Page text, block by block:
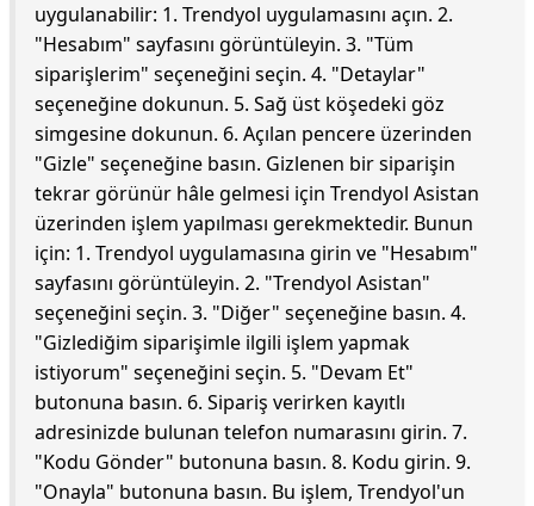
uygulanabilir: 1. Trendyol uygulamasını açın. 2.
"Hesabım" sayfasını görüntüleyin. 3. "Tüm
siparişlerim" seçeneğini seçin. 4. "Detaylar"
seçeneğine dokunun. 5. Sağ üst köşedeki göz
simgesine dokunun. 6. Açılan pencere üzerinden
"Gizle" seçeneğine basın. Gizlenen bir siparişin
tekrar görünür hâle gelmesi için Trendyol Asistan
üzerinden işlem yapılması gerekmektedir. Bunun
için: 1. Trendyol uygulamasına girin ve "Hesabım"
sayfasını görüntüleyin. 2. "Trendyol Asistan"
seçeneğini seçin. 3. "Diğer" seçeneğine basın. 4.
"Gizlediğim siparişimle ilgili işlem yapmak
istiyorum" seçeneğini seçin. 5. "Devam Et"
butonuna basın. 6. Sipariş verirken kayıtlı
adresinizde bulunan telefon numarasını girin. 7.
"Kodu Gönder" butonuna basın. 8. Kodu girin. 9.
"Onayla" butonuna basın. Bu işlem, Trendyol'un